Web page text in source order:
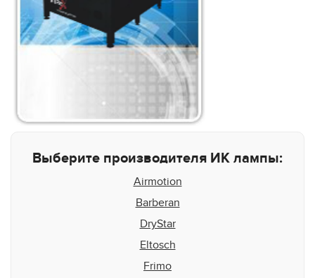
Выберите производителя ИК лампы:
Airmotion
Barberan
DryStar
Eltosch
Frimo